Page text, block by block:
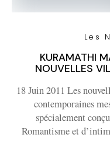
Les
KURAMATHI
NOUVELLES
18 Juin 2011 Les
contemporaines
spécialement
Romantisme et